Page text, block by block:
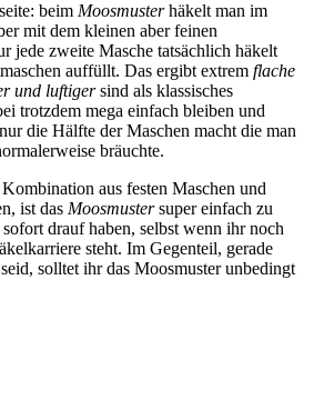
beim Moosmusterhäkelt man im
mit dem kleinen aber feinen
jede zweite Masche tatsächlich häkelt
auffüllt. Das ergibt extrem flache
und luftigersind als klassisches
trotzdem mega einfach bleiben und
die Hälfte der Maschen macht die man
bräuchte.
aus festen Maschen und
ist das Moosmustersuper einfach zu
drauf haben, selbst wenn ihr noch
steht. Im Gegenteil, gerade
solltet ihr das Moosmuster unbedingt